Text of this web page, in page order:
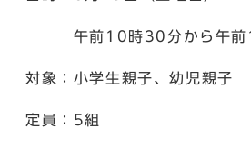
午前10時30分から午前
対象：小学生親子、幼児親子
定員：5組